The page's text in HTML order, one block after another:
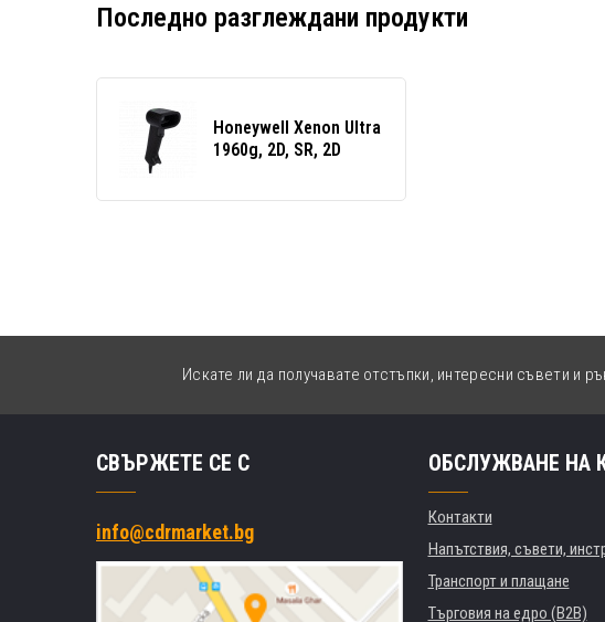
Последно разглеждани продукти
Honeywell Xenon Ultra
1960g, 2D, SR, 2D
Искате ли да получавате отстъпки, интересни съвети и
СВЪРЖЕТЕ СЕ С
info@cdrmarket.bg
ОБСЛУЖВАНЕ НА
Контакти
Напътствия, съвети,
Транспорт и плащане
Търговия на едро (B2B)